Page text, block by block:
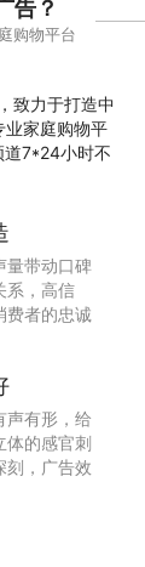
告？
购物平台
致力于打造中
业家庭购物平
道7*24小时不
量带动口碑
系，高信
费者的忠诚
声有形，给
体的感官刺
刻，广告效